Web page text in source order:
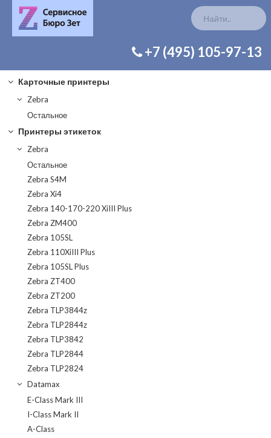
+7 (495) 105-97-13
Карточные принтеры
Zebra
Остальное
Принтеры этикеток
Zebra
Остальное
Zebra S4M
Zebra Xi4
Zebra 140-170-220 XiIII Plus
Zebra ZM400
Zebra 105SL
Zebra 110XiIII Plus
Zebra 105SL Plus
Zebra ZT400
Zebra ZT200
Zebra TLP3844z
Zebra TLP2844z
Zebra TLP3842
Zebra TLP2844
Zebra TLP2824
Datamax
E-Class Mark III
I-Class Mark II
A-Class